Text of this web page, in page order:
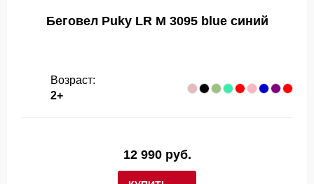
Беговел Puky LR M 3095 blue синий
Возраст:
2+
12 990 руб.